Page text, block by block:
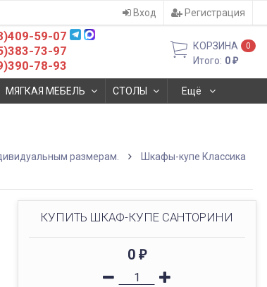
Вход Регистрация
59-07
73-97
78-93
КОРЗИНА 0
Итого: 0₽
МЯГКАЯ МЕБЕЛЬ СТОЛЫ Ещё
размерам.
Шкафы-купе Классика
КУПИТЬ ШКАФ-КУПЕ САНТОРИНИ
0 ₽